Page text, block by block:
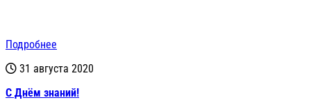
Подробнее
31 августа 2020
С Днём знаний!